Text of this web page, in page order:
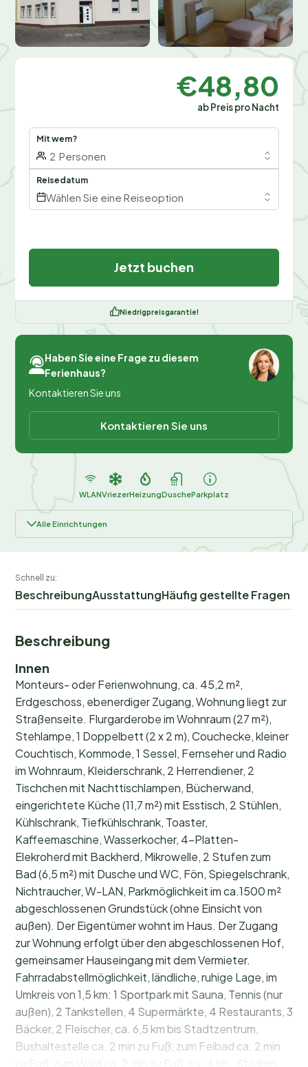
€48,80
ab Preis pro Nacht
Mit wem?
2 Personen
Reisedatum
Wählen Sie eine Reiseoption
Jetzt buchen
Niedrigpreisgarantie!
Haben Sie eine Frage zu diesem
Ferienhaus?
Kontaktieren Sie uns
Kontaktieren Sie uns
WLANVriezerHeizungDuscheParkplatz
Alle Einrichtungen
Schnell zu:
BeschreibungAusstattungHäufig gestellte Fragen
Beschreibung
Innen
Monteurs- oder Ferienwohnung, ca. 45,2 m²,
Erdgeschoss, ebenerdiger Zugang, Wohnung liegt zur
Straßenseite. Flurgarderobe im Wohnraum (27 m²),
Stehlampe, 1 Doppelbett (2 x 2 m), Couchecke, kleiner
Couchtisch, Kommode, 1 Sessel, Fernseher und Radio
im Wohnraum, Kleiderschrank, 2 Herrendiener, 2
Tischchen mit Nachttischlampen, Bücherwand,
eingerichtete Küche (11,7 m²) mit Esstisch, 2 Stühlen,
Kühlschrank, Tiefkühlschrank, Toaster,
Kaffeemaschine, Wasserkocher, 4-Platten-
Elekroherd mit Backherd, Mikrowelle, 2 Stufen zum
Bad (6,5 m²) mit Dusche und WC, Fön, Spiegelschrank,
Nichtraucher, W-LAN, Parkmöglichkeit im ca.1500 m²
abgeschlossenen Grundstück (ohne Einsicht von
außen). Der Eigentümer wohnt im Haus. Der Zugang
zur Wohnung erfolgt über den abgeschlossenen Hof,
gemeinsamer Hauseingang mit dem Vermieter.
Fahrradabstellmöglichkeit, ländliche, ruhige Lage, im
Umkreis von 1,5 km: 1 Sportpark mit Sauna, Tennis (nur
außen), 2 Tankstellen, 4 Supermärkte, 4 Restaurants, 3
Bäcker, 2 Fleischer, ca. 6,5 km bis Stadtzentrum,
Bushaltestelle ca. 2 min zu Fuß, zum Feibad ca. 2 min